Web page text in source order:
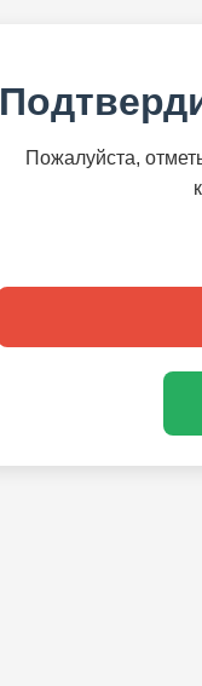
Пожалуйста,